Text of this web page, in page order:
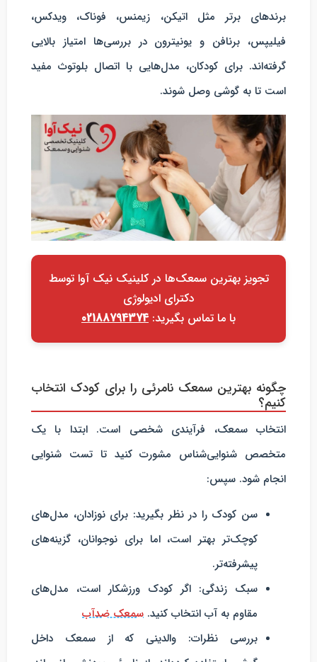
برندهای برتر مثل اتیکن، زیمنس، فوناک، ویدکس،
فیلیپس، برنافن و یونیترون در بررسی‌ها امتیاز بالایی
گرفته‌اند. برای کودکان، مدل‌هایی با اتصال بلوتوث مفید
است تا به گوشی وصل شوند.
تجویز بهترین سمعک‌ها در کلینیک نیک آوا توسط
دکترای ادیولوژی
با ما تماس بگیرید:02188794374
چگونه بهترین سمعک نامرئی را برای کودک انتخاب
کنیم؟
انتخاب سمعک، فرآیندی شخصی است. ابتدا با یک
متخصص شنوایی‌شناس مشورت کنید تا تست شنوایی
انجام شود. سپس:
سن کودک را در نظر بگیرید: برای نوزادان، مدل‌های
کوچک‌تر بهتر است، اما برای نوجوانان، گزینه‌های
پیشرفته‌تر.
سبک زندگی: اگر کودک ورزشکار است، مدل‌های
مقاوم به آب انتخاب کنید. سمعک ضدآب
بررسی نظرات: والدینی که از سمعک داخل